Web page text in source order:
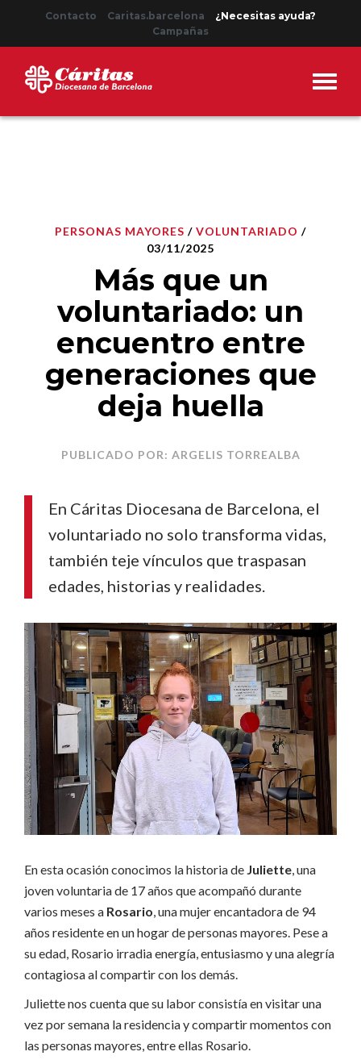
Contacto Caritas.barcelona
¿Necesitas ayuda?
Campañas
PERSONAS MAYORES / VOLUNTARIADO /
03/11/2025
Más que un
voluntariado: un
encuentro entre
generaciones que
deja huella
PUBLICADO POR: ARGELIS TORREALBA
En Cáritas Diocesana de Barcelona, el
voluntariado no solo transforma vidas,
también teje vínculos que traspasan
edades, historias y realidades.
En esta ocasión conocimos la historia de Juliette, una
joven voluntaria de 17 años que acompañó durante
varios meses a Rosario, una mujer encantadora de 94
años residente en un hogar de personas mayores. Pese a
su edad, Rosario irradia energía, entusiasmo y una alegría
contagiosa al compartir con los demás.
Juliette nos cuenta que su labor consistía en visitar una
vez por semana la residencia y compartir momentos con
las personas mayores, entre ellas Rosario.